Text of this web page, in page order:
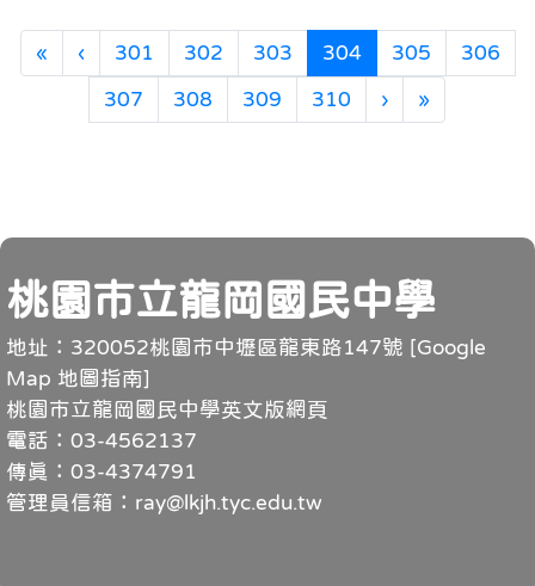
«第一頁
‹上一頁
301 302 303 304(目前頁次)
305 306
307 308 309 310 ›下一頁
»
頁尾
桃園市立龍岡國民中學
地址：320052桃園市中壢區龍東路147號 [Google
Map 地圖指南]
桃園市立龍岡國民中學英文版網頁
電話：03-4562137
傳真：03-4374791
管理員信箱：ray@lkjh.tyc.edu.tw